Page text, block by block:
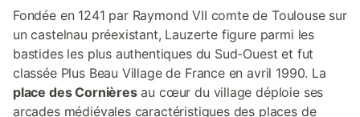
Fondée en 1241 par Raymond VII comte de Toulouse sur
un castelnau préexistant, Lauzerte figure parmi les
bastides les plus authentiques du Sud-Ouest et fut
classée Plus Beau Village de France en avril 1990. La
place des Cornièresau cœur du village déploie ses
arcades médiévales caractéristiques des places de